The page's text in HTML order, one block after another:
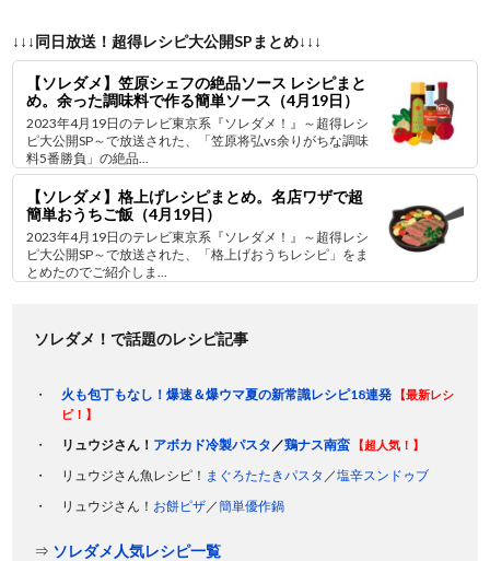
↓↓↓同日放送！超得レシピ大公開SPまとめ↓↓↓
【ソレダメ】笠原シェフの絶品ソース レシピまと
め。余った調味料で作る簡単ソース（4月19日）
2023年4月19日のテレビ東京系『ソレダメ！』～超得レシ
ピ大公開SP～で放送された、「笠原将弘vs余りがちな調味
料5番勝負」の絶品...
【ソレダメ】格上げレシピまとめ。名店ワザで超
簡単おうちご飯（4月19日）
2023年4月19日のテレビ東京系『ソレダメ！』～超得レシ
ピ大公開SP～で放送された、「格上げおうちレシピ」をま
とめたのでご紹介しま...
ソレダメ！で話題のレシピ記事
火も包丁もなし！爆速＆爆ウマ夏の新常識レシピ18連発
【最新レシ
ピ！】
リュウジさん！ アボカド冷製パスタ ／鶏ナス南蛮 【超人気！】
リュウジさん魚レシピ！ まぐろたたきパスタ ／塩辛スンドゥブ
リュウジさん！ お餅ピザ ／簡単優作鍋
⇒ ソレダメ人気レシピ一覧